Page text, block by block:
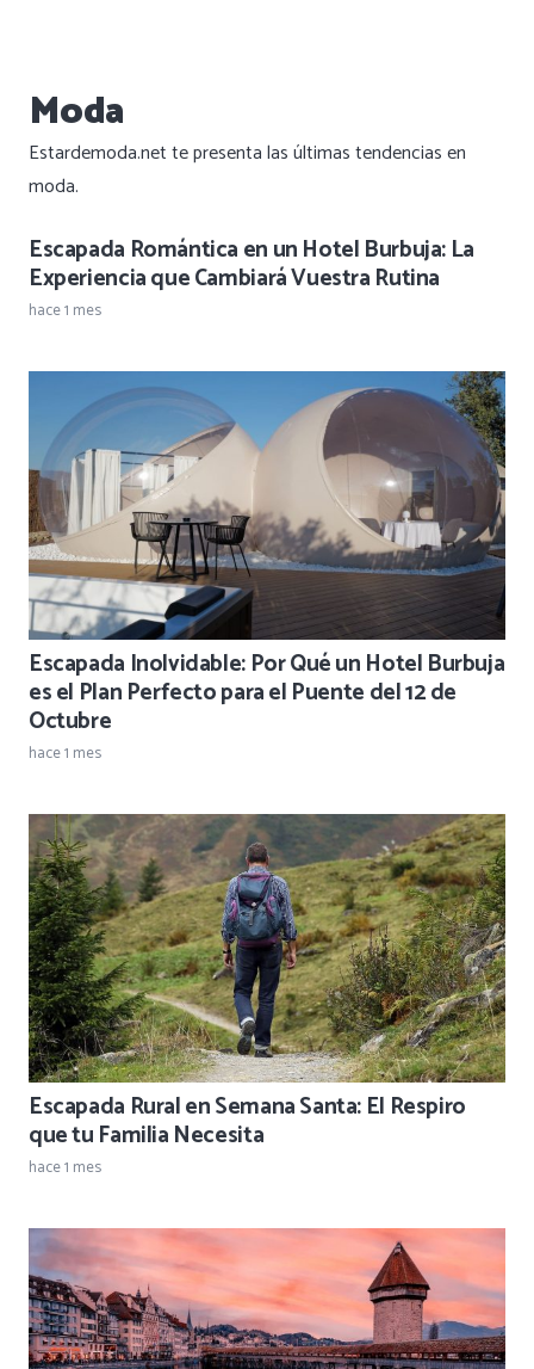
Moda
Estardemoda.net te presenta las últimas tendencias en
moda.
Escapada Romántica en un Hotel Burbuja: La
Experiencia que Cambiará Vuestra Rutina
hace 1 mes
Escapada Inolvidable: Por Qué un Hotel Burbuja
es el Plan Perfecto para el Puente del 12 de
Octubre
hace 1 mes
Escapada Rural en Semana Santa: El Respiro
que tu Familia Necesita
hace 1 mes